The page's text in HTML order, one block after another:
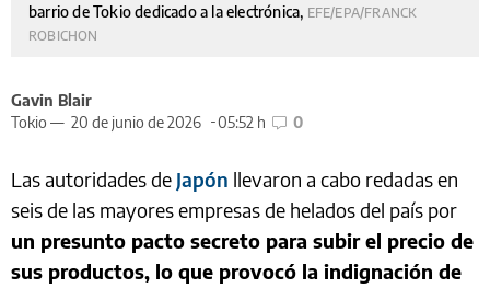
barrio de Tokio dedicado a la electrónica, EFE/EPA/FRANCK
ROBICHON
Gavin Blair
Tokio — 20 de junio de 2026 05:52 h 0
Las autoridades de Japón llevaron a cabo redadas en
seis de las mayores empresas de helados del país por
un presunto pacto secreto para subir el precio de
sus productos, lo que provocó la indignación de